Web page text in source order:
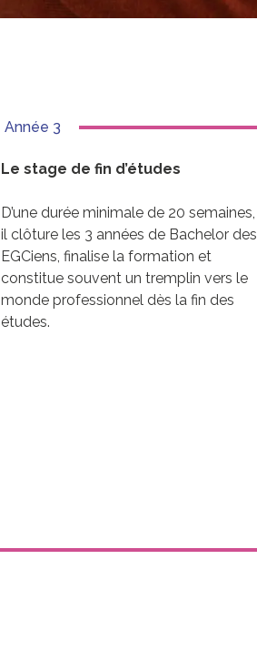
Année 3
Le stage de fin d’études
D’une durée minimale de 20 semaines,
il clôture les 3 années de Bachelor des
EGCiens, finalise la formation et
constitue souvent un tremplin vers le
monde professionnel dès la fin des
études.